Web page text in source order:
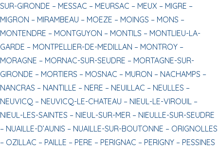
SUR-GIRONDE – MESSAC – MEURSAC – MEUX – MIGRE –
MIGRON – MIRAMBEAU – MOEZE – MOINGS – MONS –
MONTENDRE – MONTGUYON – MONTILS – MONTLIEU-LA-
GARDE – MONTPELLIER-DE-MEDILLAN – MONTROY –
MORAGNE – MORNAC-SUR-SEUDRE – MORTAGNE-SUR-
GIRONDE – MORTIERS – MOSNAC – MURON – NACHAMPS –
NANCRAS – NANTILLE – NERE – NEUILLAC – NEULLES –
NEUVICQ – NEUVICQ-LE-CHATEAU – NIEUL-LE-VIROUIL –
NIEUL-LES-SAINTES – NIEUL-SUR-MER – NIEULLE-SUR-SEUDRE
– NUAILLE-D’AUNIS – NUAILLE-SUR-BOUTONNE – ORIGNOLLES
– OZILLAC – PAILLE – PERE – PERIGNAC – PERIGNY – PESSINES